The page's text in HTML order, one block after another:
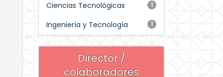
1
Ciencias Tecnológicas
1
Ingeniería y Tecnología
Director /
colaboradores